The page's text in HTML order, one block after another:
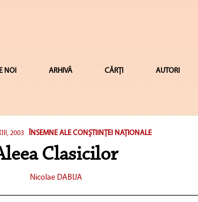
NOI ARHIVĂ CĂRȚI AUTORI
2003 ÎNSEMNE ALE CONŞTIINŢEI NAŢIONALE
Clasicilor
Nicolae DABIJA